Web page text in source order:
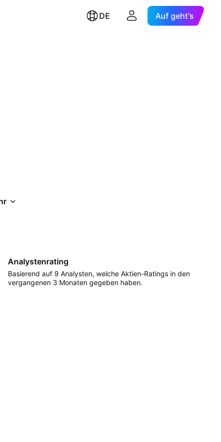
DE Auf geht's
Analystenrating
Basierend auf 9 Analysten, welche Aktien-Ratings in den
vergangenen 3 Monaten gegeben haben.